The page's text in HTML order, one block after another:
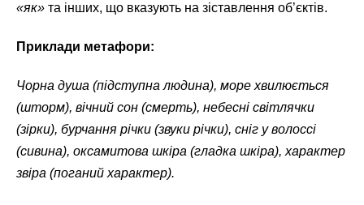
«як» та інших, що вказують на зіставлення об’єктів.
Приклади метафори:
Чорна душа (підступна людина), море хвилюється
(шторм), вічний сон (смерть), небесні світлячки
(зірки), бурчання річки (звуки річки), сніг у волоссі
(сивина), оксамитова шкіра (гладка шкіра), характер
звіра (поганий характер).